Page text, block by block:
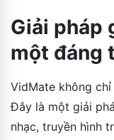
Giải pháp
một đáng
VidMate không
Đây là một giải
nhạc, truyền hình